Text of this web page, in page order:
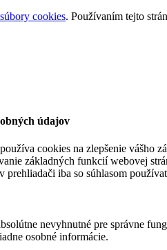
súbory cookies. Používaním tejto
údajov
cookies na zlepšenie vášho
základných funkcií webovej
prehliadači iba so súhlasom
nevyhnutné pre správne
osobné informácie.